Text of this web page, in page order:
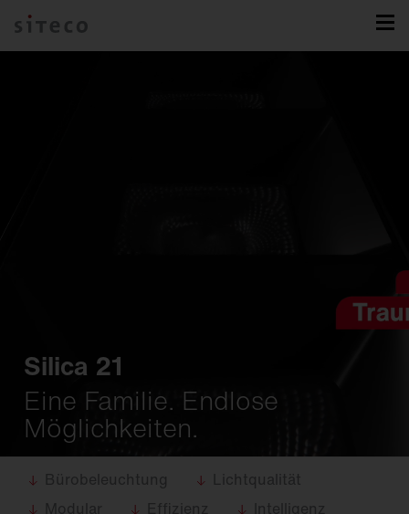
Silica 21
Eine Familie. Endlose
Möglichkeiten.
Bürobeleuchtung
Lichtqualität
Modular
Effizienz
Intelligenz